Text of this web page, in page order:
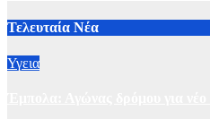
Τελευταία Νέα
Υγεια